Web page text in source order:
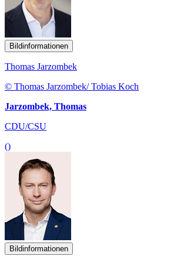
Bildinformationen
Thomas Jarzombek
© Thomas Jarzombek/ Tobias Koch
Jarzombek, Thomas
CDU/CSU
()
Bildinformationen